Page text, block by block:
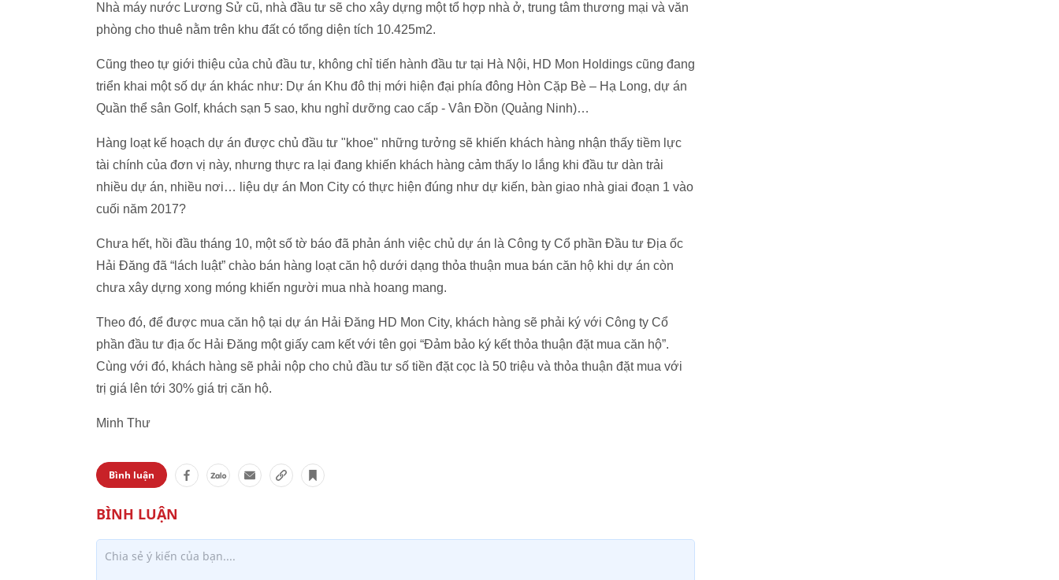
Nhà máy nước Lương Sử cũ, nhà đầu tư sẽ cho xây dựng một tổ hợp nhà ở, trung tâm thương mại và văn
phòng cho thuê nằm trên khu đất có tổng diện tích 10.425m2.
Cũng theo tự giới thiệu của chủ đầu tư, không chỉ tiến hành đầu tư tại Hà Nội, HD Mon Holdings cũng đang
triển khai một số dự án khác như: Dự án Khu đô thị mới hiện đại phía đông Hòn Cặp Bè – Hạ Long, dự án
Quần thể sân Golf, khách sạn 5 sao, khu nghỉ dưỡng cao cấp - Vân Đồn (Quảng Ninh)…
Hàng loạt kế hoạch dự án được chủ đầu tư "khoe" những tưởng sẽ khiến khách hàng nhận thấy tiềm lực
tài chính của đơn vị này, nhưng thực ra lại đang khiến khách hàng cảm thấy lo lắng khi đầu tư dàn trải
nhiều dự án, nhiều nơi… liệu dự án Mon City có thực hiện đúng như dự kiến, bàn giao nhà giai đoạn 1 vào
cuối năm 2017?
Chưa hết, hồi đầu tháng 10, một số tờ báo đã phản ánh việc chủ dự án là Công ty Cổ phần Đầu tư Địa ốc
Hải Đăng đã “lách luật” chào bán hàng loạt căn hộ dưới dạng thỏa thuận mua bán căn hộ khi dự án còn
chưa xây dựng xong móng khiến người mua nhà hoang mang.
Theo đó, để được mua căn hộ tại dự án Hải Đăng HD Mon City, khách hàng sẽ phải ký với Công ty Cổ
phần đầu tư địa ốc Hải Đăng một giấy cam kết với tên gọi “Đảm bảo ký kết thỏa thuận đặt mua căn hộ”.
Cùng với đó, khách hàng sẽ phải nộp cho chủ đầu tư số tiền đặt cọc là 50 triệu và thỏa thuận đặt mua với
trị giá lên tới 30% giá trị căn hộ.
Minh Thư
Bình luận